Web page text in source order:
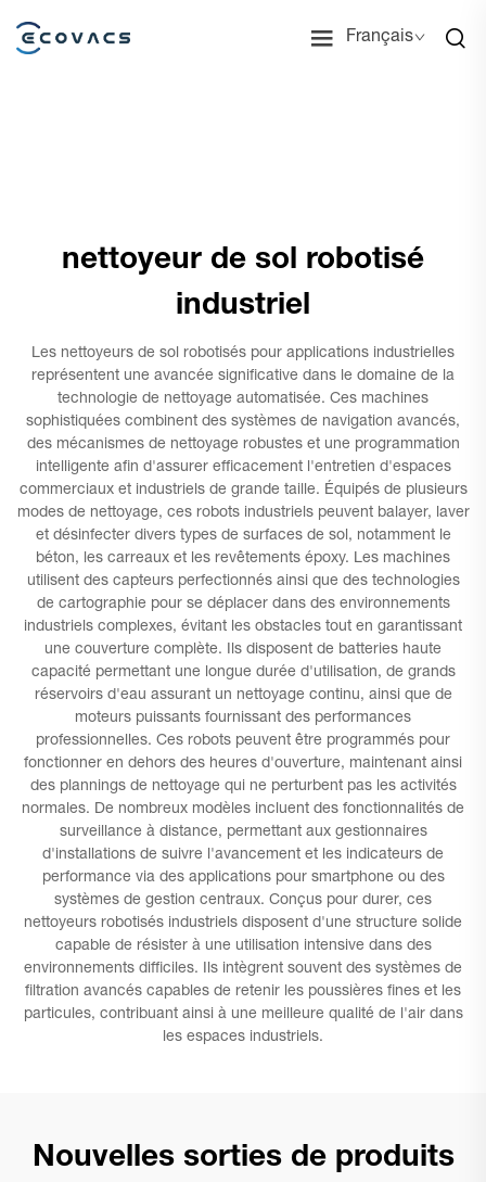
Français
nettoyeur de sol robotisé
industriel
Les nettoyeurs de sol robotisés pour applications industrielles
représentent une avancée significative dans le domaine de la
technologie de nettoyage automatisée. Ces machines
sophistiquées combinent des systèmes de navigation avancés,
des mécanismes de nettoyage robustes et une programmation
intelligente afin d'assurer efficacement l'entretien d'espaces
commerciaux et industriels de grande taille. Équipés de plusieurs
modes de nettoyage, ces robots industriels peuvent balayer, laver
et désinfecter divers types de surfaces de sol, notamment le
béton, les carreaux et les revêtements époxy. Les machines
utilisent des capteurs perfectionnés ainsi que des technologies
de cartographie pour se déplacer dans des environnements
industriels complexes, évitant les obstacles tout en garantissant
une couverture complète. Ils disposent de batteries haute
capacité permettant une longue durée d'utilisation, de grands
réservoirs d'eau assurant un nettoyage continu, ainsi que de
moteurs puissants fournissant des performances
professionnelles. Ces robots peuvent être programmés pour
fonctionner en dehors des heures d'ouverture, maintenant ainsi
des plannings de nettoyage qui ne perturbent pas les activités
normales. De nombreux modèles incluent des fonctionnalités de
surveillance à distance, permettant aux gestionnaires
d'installations de suivre l'avancement et les indicateurs de
performance via des applications pour smartphone ou des
systèmes de gestion centraux. Conçus pour durer, ces
nettoyeurs robotisés industriels disposent d'une structure solide
capable de résister à une utilisation intensive dans des
environnements difficiles. Ils intègrent souvent des systèmes de
filtration avancés capables de retenir les poussières fines et les
particules, contribuant ainsi à une meilleure qualité de l'air dans
les espaces industriels.
Nouvelles sorties de produits